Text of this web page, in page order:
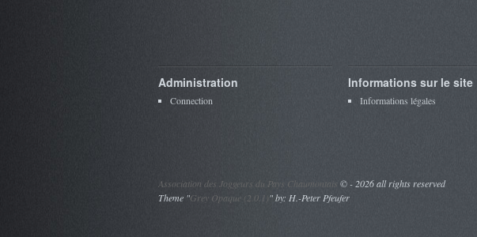
Administration
Connection
Informations sur le site
Informations légales
Association des Joggeurs du Pays Chaumontais ©- 2026 all rights reserved
Theme "Grey Opaque (2.0.1)" by: H.-Peter Pfeufer